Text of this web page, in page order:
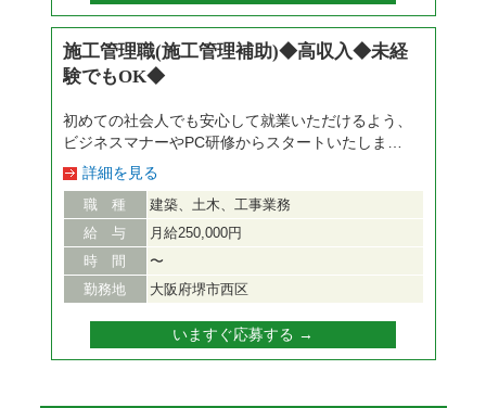
工事の計画に関する書類や報告書類をつくります。
いて、今日はどんな工事をするのかの進捗確認など
をします。 いずれの仕事も先輩・現社員と一緒に
成するまでのスケジュール作成や調整 ■職人さんの
安全管理 ■現場巡回 ■建物をつくるために必要な図
面作成（『AutoCAD』などを使用） 上記業務に
徐々に慣れていくことで大規模なプロジェクトの指
揮を取れるようになります。 【研修内容】 入社後
10日間の研修をご用意しております。 社会人とし
てのビジネスマナーからPC講座・建築の基礎研修
や建築ソフトの使い方などの研修を実施します。研
修中も給与は発生致します。 ■社会人研修（ビジネ
スマナー・心構え・ＯＡ研修） ■建設知識研修 安
全管理について・建築構造・図面・写真の撮り方
【ポイント】 ・社会人研修からスタート、基礎研
施工管理職(施工管理補助)◆高収入◆未経
験でもOK◆
初めての社会人でも安心して就業いただけるよう、
ビジネスマナーやPC研修からスタートいたしま
す！ 研修終了後は徐々に仕事に慣れていただき、
ゆくゆくは建設プロジェクトマネージャーとして、
街で見かけるビル、マンション、ショッピングセン
ターなど地図に残る大規模な建設の舵をとる人材に
成長していただきます！！ 【具体的な業務】 ■提
出書類作成 行政から「工事をしてOK」という許可
をもらうための書類を作成していただきます。 ■工
たかを写真に撮って記録します。 ■事務書類作成
工事の計画に関する書類や報告書類をつくります。
いて、今日はどんな工事をするのかの進捗確認など
詳細を見る
職 種
建築、土木、工事業務
給 与
月給250,000円
時 間
〜
勤務地
大阪府堺市西区
いますぐ応募する →